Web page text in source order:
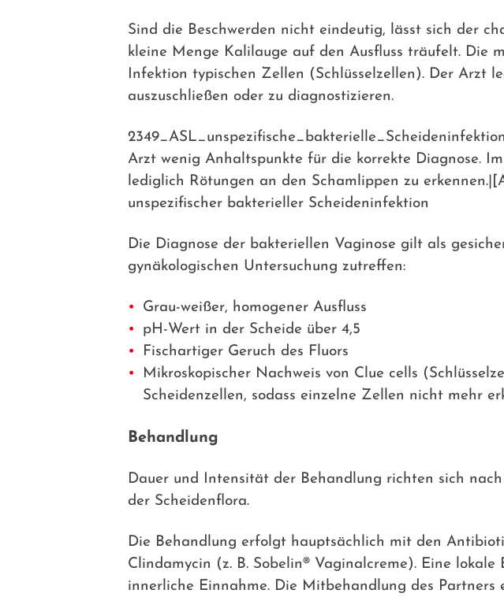
Sind die Beschwerden nicht eindeutig, lässt sich der
kleine Menge Kalilauge auf den Ausfluss träufelt. Die
Infektion typischen Zellen (Schlüsselzellen). Der Arzt
auszuschließen oder zu diagnostizieren.
Arzt wenig Anhaltspunkte für die korrekte Diagnose.
lediglich Rötungen an den Schamlippen zu
unspezifischer bakterieller Scheideninfektion
Die Diagnose der bakteriellen Vaginose gilt als
gynäkologischen Untersuchung zutreffen:
Grau-weißer, homogener Ausfluss
pH-Wert in der Scheide über 4,5
Fischartiger Geruch des Fluors
Mikroskopischer Nachweis von Clue cells
Scheidenzellen, sodass einzelne Zellen nicht mehr
Behandlung
Dauer und Intensität der Behandlung richten sich
der Scheidenflora.
Die Behandlung erfolgt hauptsächlich mit den
Clindamycin (z. B. Sobelin® Vaginalcreme). Eine lokale
innerliche Einnahme. Die Mitbehandlung des